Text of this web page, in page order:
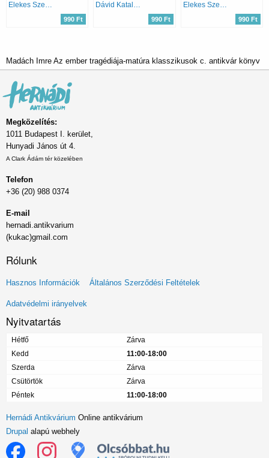
Elekes Szentágotai Blamka
990 Ft
Dávid Katalin Zsuzsanna
990 Ft
Elekes Szentágotai Blanka
990 Ft
Madách Imre Az ember tragédiája-matúra klasszikusok c. antikvár könyv
Megközelítés:
1011 Budapest I. kerület,
Hunyadi János út 4.
A Clark Ádám tér közelében
Telefon
+36 (20) 988 0374
E-mail
hernadi.antikvarium
(kukac)gmail.com
Rólunk
Lábléc
menü
Hasznos Információk Általános Szerződési Feltételek
Adatvédelmi irányelvek
Nyitvatartás
Hétfő
Zárva
Kedd
11:00-18:00
Szerda
Zárva
Csütörtök
Zárva
Péntek
11:00-18:00
Hernádi Antikvárium Online antikvárium
Drupal alapú webhely